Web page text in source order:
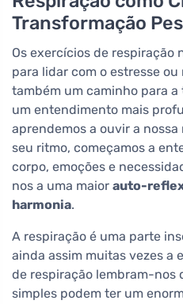
Transformação
Os exercícios de respiração
para lidar com o estresse ou
também um caminho para
um entendimento mais
aprendemos a ouvir a
seu ritmo, começamos a
corpo, emoções e
nos a uma maior auto-
harmonia.
A respiração é uma parte
ainda assim muitas vezes a
de respiração lembram-nos
simples podem ter um